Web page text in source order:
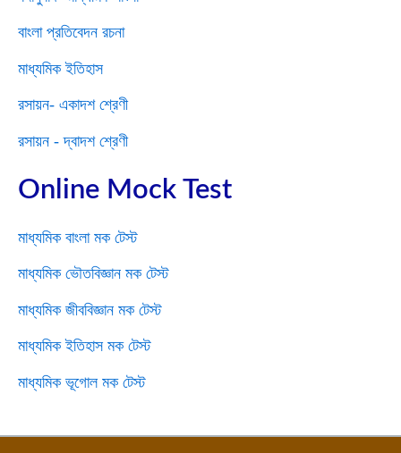
বাংলা প্রতিবেদন রচনা
মাধ্যমিক ইতিহাস
রসায়ন- একাদশ শ্রেণী
রসায়ন - দ্বাদশ শ্রেণী
Online Mock Test
মাধ্যমিক বাংলা মক টেস্ট
মাধ্যমিক ভৌতবিজ্ঞান মক টেস্ট
মাধ্যমিক জীববিজ্ঞান মক টেস্ট
মাধ্যমিক ইতিহাস মক টেস্ট
মাধ্যমিক ভূগোল মক টেস্ট